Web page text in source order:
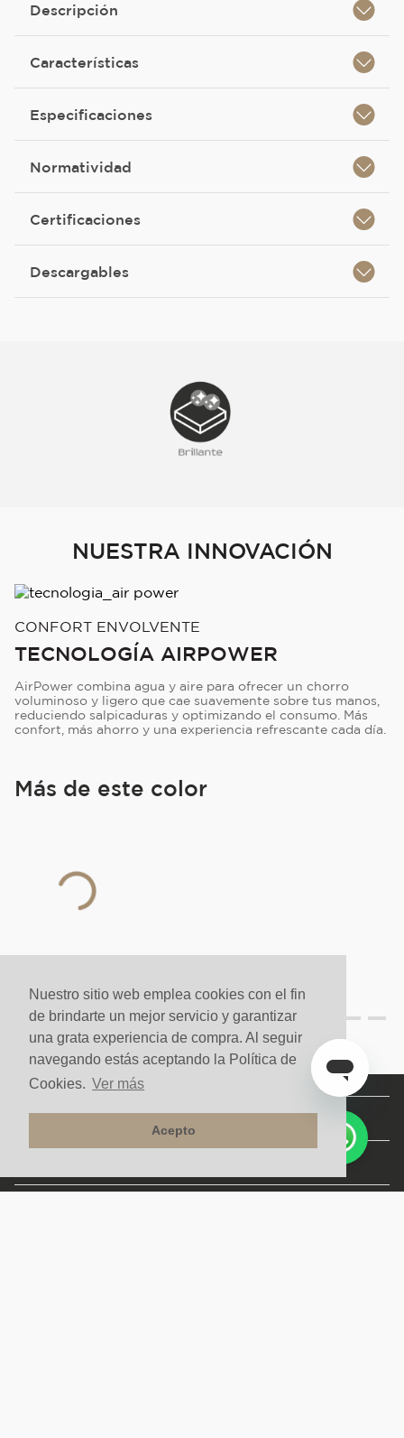
Nuestro sitio web emplea cookies con el fin
de brindarte un mejor servicio y garantizar
una grata experiencia de compra. Al seguir
navegando estás aceptando la Política de
Cookies. Ver más
Acepto
Descripción
Características
Especificaciones
Normatividad
Certificaciones
Descargables
NUESTRA INNOVACIÓN
CONFORT ENVOLVENTE
TECNOLOGÍA AIRPOWER
AirPower combina agua y aire para ofrecer un chorro
voluminoso y ligero que cae suavemente sobre tus manos,
reduciendo salpicaduras y optimizando el consumo. Más
confort, más ahorro y una experiencia refrescante cada día.
Más de este color
NUESTRA COMPAÑÍA